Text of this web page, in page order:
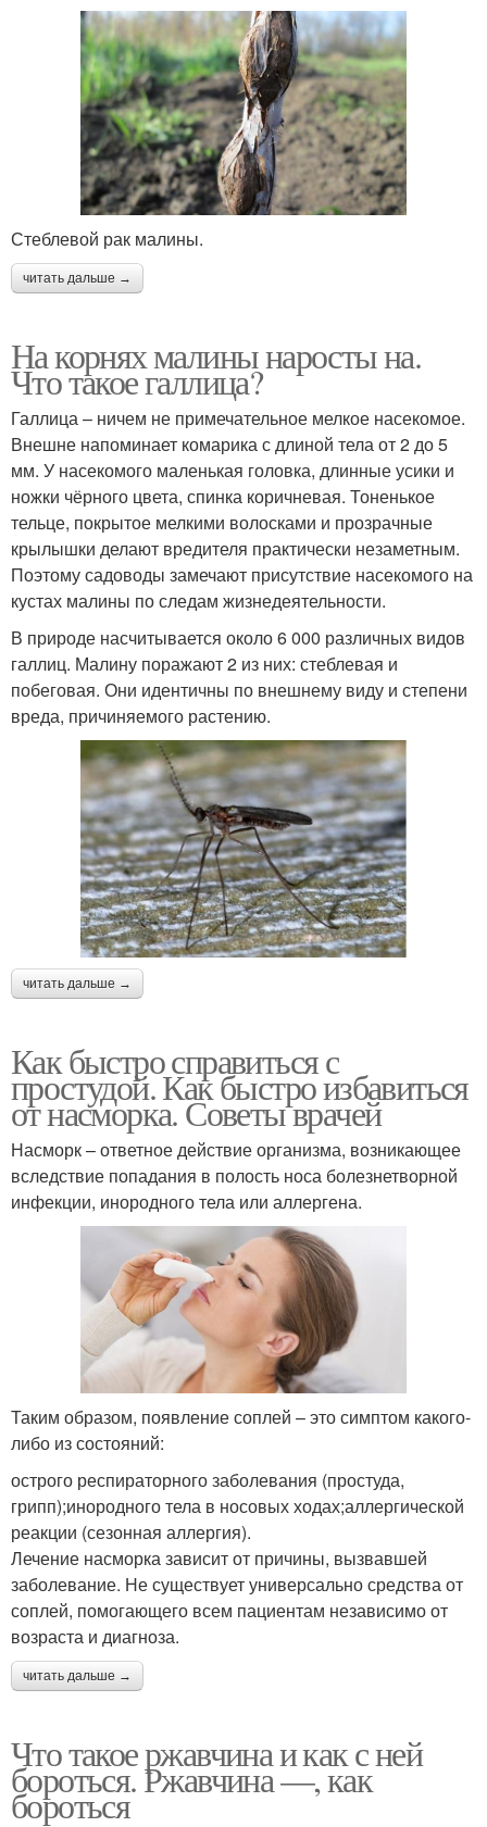
Стеблевой рак малины.
читать дальше →
На корнях малины наросты на.
Что такое галлица?
Галлица – ничем не примечательное мелкое насекомое.
Внешне напоминает комарика с длиной тела от 2 до 5
мм. У насекомого маленькая головка, длинные усики и
ножки чёрного цвета, спинка коричневая. Тоненькое
тельце, покрытое мелкими волосками и прозрачные
крылышки делают вредителя практически незаметным.
Поэтому садоводы замечают присутствие насекомого на
кустах малины по следам жизнедеятельности.
В природе насчитывается около 6 000 различных видов
галлиц. Малину поражают 2 из них: стеблевая и
побеговая. Они идентичны по внешнему виду и степени
вреда, причиняемого растению.
читать дальше →
Как быстро справиться с
простудой. Как быстро избавиться
от насморка. Советы врачей
Насморк – ответное действие организма, возникающее
вследствие попадания в полость носа болезнетворной
инфекции, инородного тела или аллергена.
Таким образом, появление соплей – это симптом какого-
либо из состояний:
острого респираторного заболевания (простуда,
грипп);инородного тела в носовых ходах;аллергической
реакции (сезонная аллергия).
Лечение насморка зависит от причины, вызвавшей
заболевание. Не существует универсально средства от
соплей, помогающего всем пациентам независимо от
возраста и диагноза.
читать дальше →
Что такое ржавчина и как с ней
бороться. Ржавчина —, как
бороться